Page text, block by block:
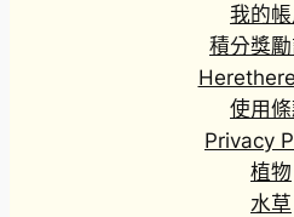
我的帳
積分獎勵
使用
Privacy
植物
水草